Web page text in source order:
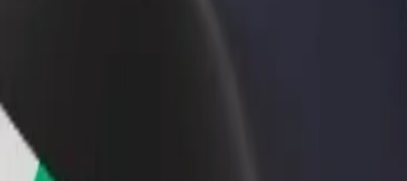
Lisa restoran või pood
Leia rohkem kliente ja suurenda